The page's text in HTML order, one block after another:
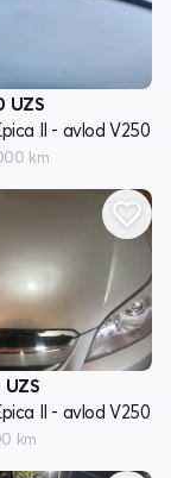
UZS
II - avlod V250
km
UZS
II - avlod V250
km